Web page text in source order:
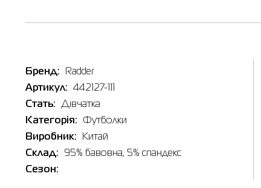
Бренд:
Radder
Артикул:
442127-111
Стать:
Дівчатка
Категорія:
Футболки
Виробник:
Китай
Склад:
95% бавовна, 5% спандекс
Сезон: